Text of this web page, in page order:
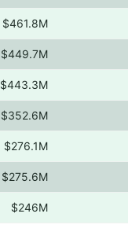
$461.8M
$449.7M
$443.3M
$352.6M
$276.1M
$275.6M
$246M